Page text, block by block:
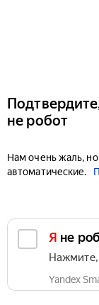
не робот
Нам очень жаль,
автоматические.
Я не
Нажмите,
Yandex